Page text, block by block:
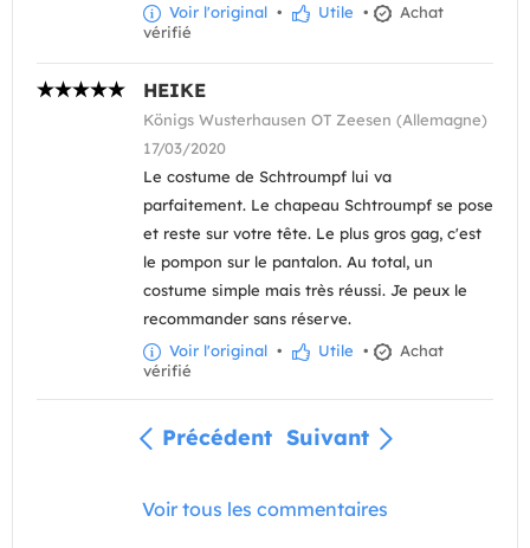
Voir l'original • Utile •
Achat
vérifié
HEIKE
Königs Wusterhausen OT Zeesen (Allemagne)
17/03/2020
Le costume de Schtroumpf lui va
parfaitement. Le chapeau Schtroumpf se pose
et reste sur votre tête. Le plus gros gag, c'est
le pompon sur le pantalon. Au total, un
costume simple mais très réussi. Je peux le
recommander sans réserve.
Voir l'original • Utile •
Achat
vérifié
Précédent Suivant
Voir tous les commentaires